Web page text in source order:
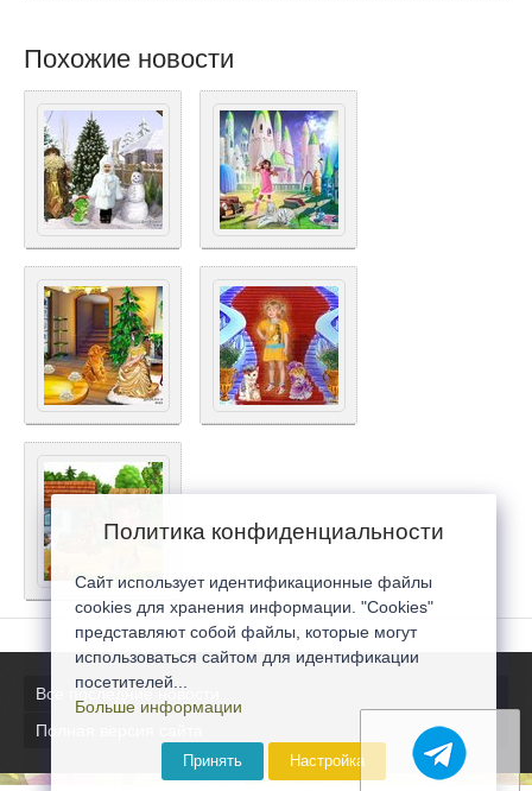
Похожие новости
Все последние новости
Полная версия сайта
Политика конфиденциальности
Сайт использует идентификационные файлы
cookies для хранения информации. "Cookies"
представляют собой файлы, которые могут
использоваться сайтом для идентификации
посетителей...
Больше информации
Принять Настройка